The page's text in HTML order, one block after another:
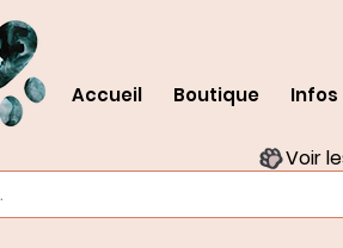
Accueil Boutique Infos